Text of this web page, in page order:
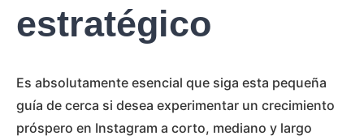
estratégico
Es absolutamente esencial que siga esta pequeña
guía de cerca si desea experimentar un crecimiento
próspero en Instagram a corto, mediano y largo